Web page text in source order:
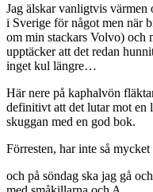
Jag älskar vanligtvis
i Sverige för något men när
om min stackars Volvo) och
upptäcker att det redan
inget kul längre…
Här nere på kaphalvön
definitivt att det lutar mot en
skuggan med en god bok.
Förresten, har inte så
och på söndag ska jag gå